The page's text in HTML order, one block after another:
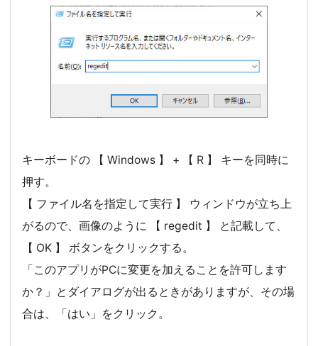
キーボードの 【 Windows 】 + 【 R 】 キーを同時に
押す。
【 ファイル名を指定して実行 】 ウィンドウが立ち上
がるので、画像のように 【 regedit 】 と記載して、
【 OK 】 ボタンをクリックする。
「このアプリがPCに変更を加えることを許可します
か？」とダイアログが出るときがありますが、その場
合は、「はい」をクリック。